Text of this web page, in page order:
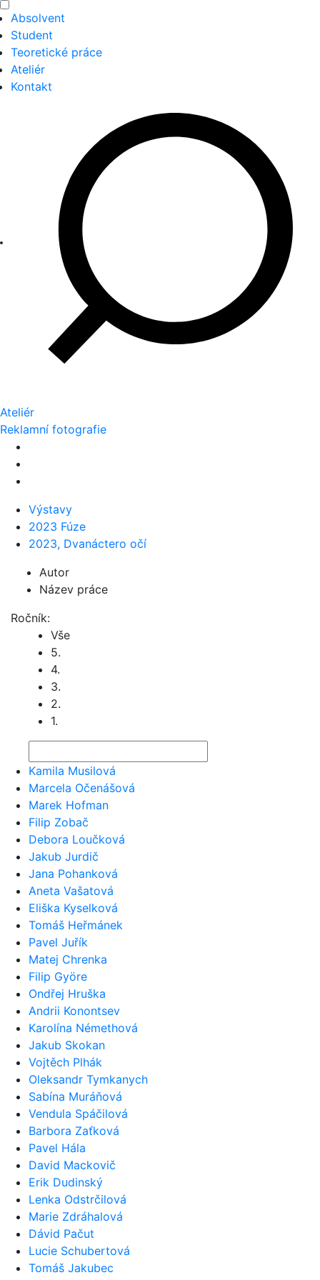
Absolvent
Student
Teoretické práce
Ateliér
Kontakt
Ateliér
Reklamní fotografie
Výstavy
2023 Fúze
2023, Dvanáctero očí
Autor
Název práce
Ročník:
Vše
5.
4.
3.
2.
1.
Kamila Musilová
Marcela Očenášová
Marek Hofman
Filip Zobač
Debora Loučková
Jakub Jurdič
Jana Pohanková
Aneta Vašatová
Eliška Kyselková
Tomáš Heřmánek
Pavel Juřík
Matej Chrenka
Filip Györe
Ondřej Hruška
Andrii Konontsev
Karolína Némethová
Jakub Skokan
Vojtěch Plhák
Oleksandr Tymkanych
Sabína Muráňová
Vendula Spáčilová
Barbora Zaťková
Pavel Hála
David Mackovič
Erik Dudinský
Lenka Odstrčilová
Marie Zdráhalová
Dávid Pačut
Lucie Schubertová
Tomáš Jakubec